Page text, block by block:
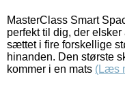
MasterClass Smart
perfekt til dig, der
sættet i fire forskellige
hinanden. Den største
kommer i en mats (Læs